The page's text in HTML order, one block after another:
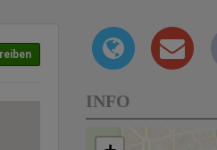
INFO